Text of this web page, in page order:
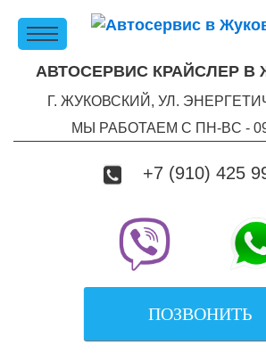
АВТОСЕРВИС КРАЙСЛЕР В
Г. ЖУКОВСКИЙ, УЛ.
МЫ РАБОТАЕМ С ПН-ВC -
+7 (910) 425
ПОЗВОНИТЬ